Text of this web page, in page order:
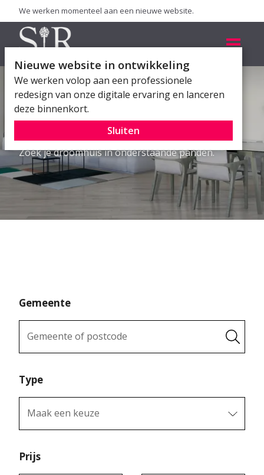
Nieuwe website in ontwikkeling
We werken volop aan een professionele
redesign van onze digitale ervaring en lanceren
deze binnenkort.
Sluiten
We werken momenteel aan een nieuwe website.
AANBOD
Zoek je droomhuis in onderstaande panden.
Gemeente
Gemeente of postcode
Type
Maak een keuze
Prijs